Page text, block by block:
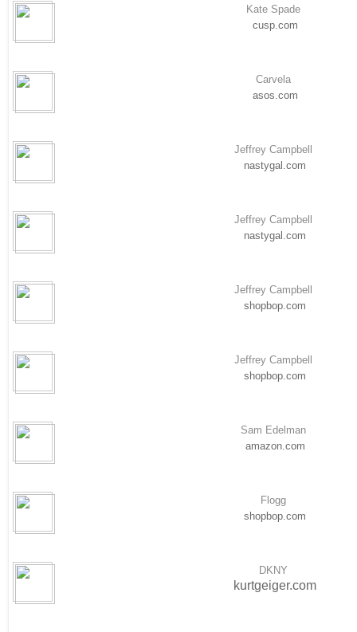
Kate Spade
cusp.com
Carvela
asos.com
Jeffrey Campbell
nastygal.com
Jeffrey Campbell
nastygal.com
Jeffrey Campbell
shopbop.com
Jeffrey Campbell
shopbop.com
Sam Edelman
amazon.com
Flogg
shopbop.com
DKNY
kurtgeiger.com